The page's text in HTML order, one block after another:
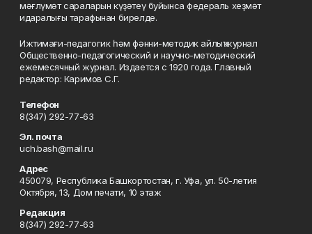
мәғлүмәт сараларын күҙәтеү буйынса федераль хеҙмәт
идаралығы тарафынан бирелде.
Ижтимағи-педагогик һәм фәнни-методик айлыҡ журнал
Общественно-педагогический и научно-методический
ежемесячный журнал. Издается с 1920 года. Главный
редактор: Каримов С.Г.
Телефон
8(347) 292-77-63
Эл. почта
uch.bash@mail.ru
Адрес
450079, Республика Башкортостан, г. Уфа, ул. 50-летия
Октября, 13, Дом печати, 10 этаж
Редакция
8(347) 292-77-63